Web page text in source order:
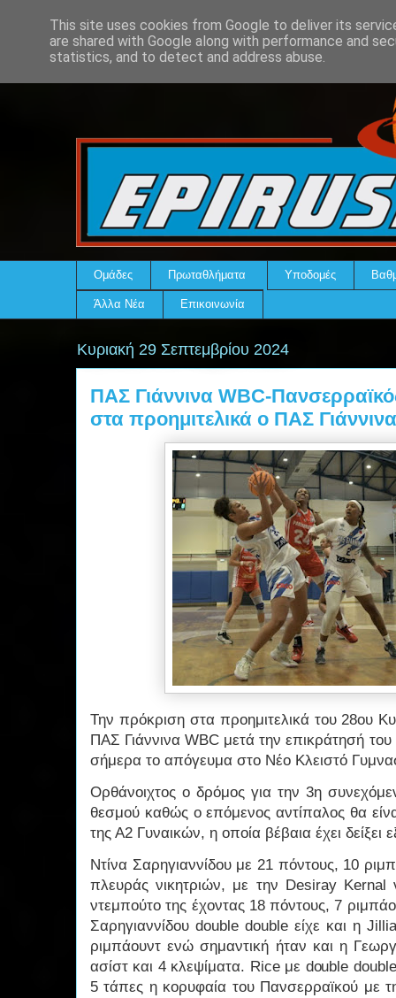
Ομάδες Πρωταθλήματα Υποδομές
Άλλα Νέα Επικοινωνία
Κυριακή 29 Σεπτεμβρίου 2024
ΠΑΣ Γιάννινα WBC-
στα προημιτελικά ο ΠΑΣ Γιάννινα
Την πρόκριση στα προημιτελικά του 28ου
ΠΑΣ Γιάννινα WBC μετά την επικράτησή
σήμερα το απόγευμα στο Νέο Κλειστό
Ορθάνοιχτος ο δρόμος για την 3η
θεσμού καθώς ο επόμενος αντίπαλος θα
της Α2 Γυναικών, η οποία βέβαια έχει δείξει
Ντίνα Σαρηγιαννίδου με 21 πόντους, 10
πλευράς νικητριών, με την Desiray Kernal
ντεμπούτο της έχοντας 18 πόντους, 7
Σαρηγιαννίδου double double είχε και η
ριμπάουντ ενώ σημαντική ήταν και η
ασίστ και 4 κλεψίματα. Rice με double
5 τάπες η κορυφαία του Πανσερραϊκού με
This site uses cookies from Google to deliver its
are shared with Google along with performance and
statistics, and to detect and address abuse.